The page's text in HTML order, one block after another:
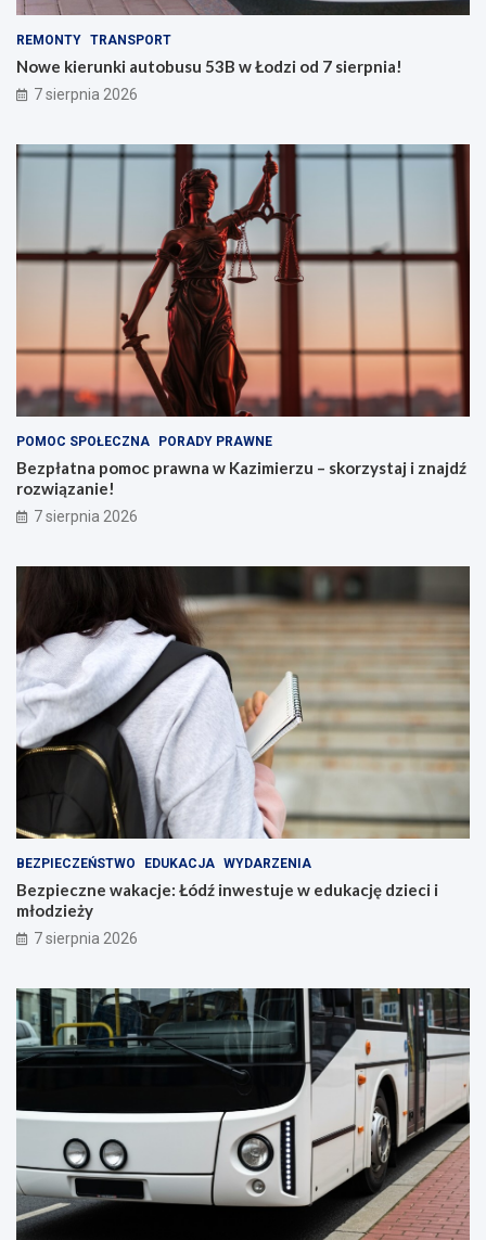
n
w
y
ż
y
i
n
w
o
r
k
REMONTY TRANSPORT
Nowe kierunki autobusu 53B w Łodzi od 7 sierpnia!
7 sierpnia 2026
POMOC SPOŁECZNA PORADY PRAWNE
Bezpłatna pomoc prawna w Kazimierzu – skorzystaj i znajdź
rozwiązanie!
7 sierpnia 2026
BEZPIECZEŃSTWO EDUKACJA WYDARZENIA
Bezpieczne wakacje: Łódź inwestuje w edukację dzieci i
młodzieży
7 sierpnia 2026